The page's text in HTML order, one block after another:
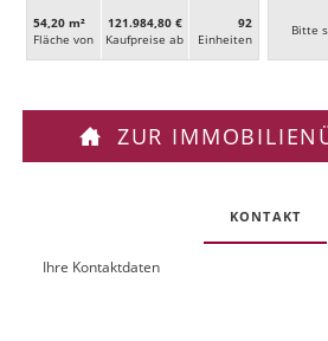
54,20 m²
Fläche von
121.984,80 €
Kaufpreise ab
92
Ein­heiten
Bitte
ZUR
KONTAKT
OUIhre Kontaktdaten